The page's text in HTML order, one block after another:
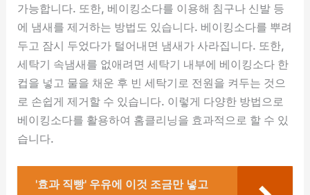
가능합니다. 또한, 베이킹소다를 이용해 침구나 신발 등
에 냄새를 제거하는 방법도 있습니다. 베이킹소다를 뿌려
두고 잠시 두었다가 털어내면 냄새가 사라집니다. 또한,
세탁기 속냄새를 없애려면 세탁기 내부에 베이킹소다 한
컵을 넣고 물을 채운 후 빈 세탁기로 전원을 켜두는 것으
로 손쉽게 제거할 수 있습니다. 이렇게 다양한 방법으로
베이킹소다를 활용하여 홈클리닝을 효과적으로 할 수 있
습니다.
'효과 직빵' 우유에 이것 조금만 넣고